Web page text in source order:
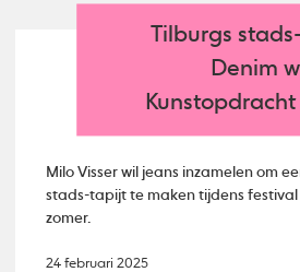
Tilburgs
Denim
Milo Visser wil jeans inzamelen om
stads-tapijt te maken tijdens
zomer.
24 februari 2025